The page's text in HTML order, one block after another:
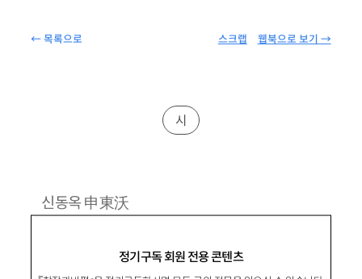
← 목록으로 웹북으로 보기 →
스크랩
정기구독 회원 전용 콘텐츠
시
신동옥 申東沃
1977년 전남 고흥 출생. 2001년 『시와반시』로